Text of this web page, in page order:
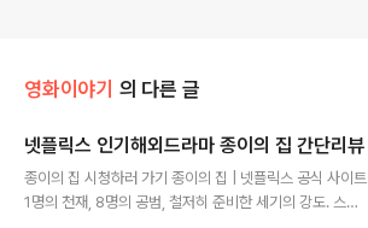
영화이야기 의 다른 글
넷플릭스 인기해외드라마 종이의 집 간단리뷰
종이의 집 시청하러 가기 종이의 집 | 넷플릭스 공식 사이트
1명의 천재, 8명의 공범, 철저히 준비한 세기의 강도. 스페